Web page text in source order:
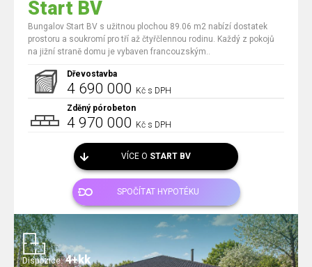
Start BV
Bungalov Start BV s užitnou plochou 89.06 m2 nabízí dostatek
prostoru a soukromí pro tří až čtyřčlennou rodinu. Každý z pokojů
na jižní straně domu je vybaven francouzským..
Dřevostavba
4 690 000 Kč s DPH
Zděný pórobeton
4 970 000 Kč s DPH
VÍCE O START BV
SPOČÍTAT HYPOTÉKU
Dispozice: 4+kk